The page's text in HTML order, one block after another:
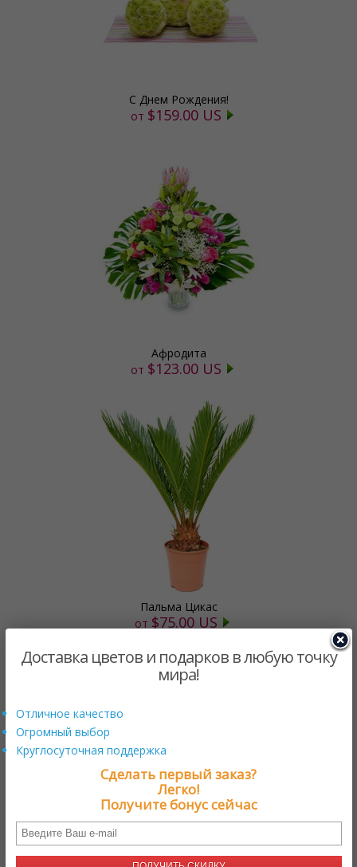
С Днем Рождения!
от $159.00 US
Афродита
от $123.00 US
Пальма Цикас
от $75.00 US
Сюрприз!
Доставка цветов и подарков в любую точку
мира!
Отличное качество
Огромный выбор
Круглосуточная поддержка
Сделать первый заказ?
Легко!
Получите бонус сейчас